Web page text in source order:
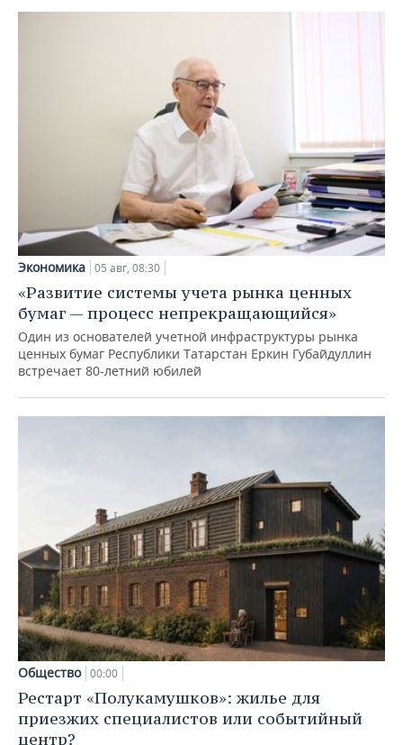
Экономика 05 авг, 08:30
«Развитие системы учета рынка ценных
бумаг — процесс непрекращающийся»
Один из основателей учетной инфраструктуры рынка
ценных бумаг Республики Татарстан Еркин Губайдуллин
встречает 80-летний юбилей
Общество 00:00
Рестарт «Полукамушков»: жилье для
приезжих специалистов или событийный
центр?